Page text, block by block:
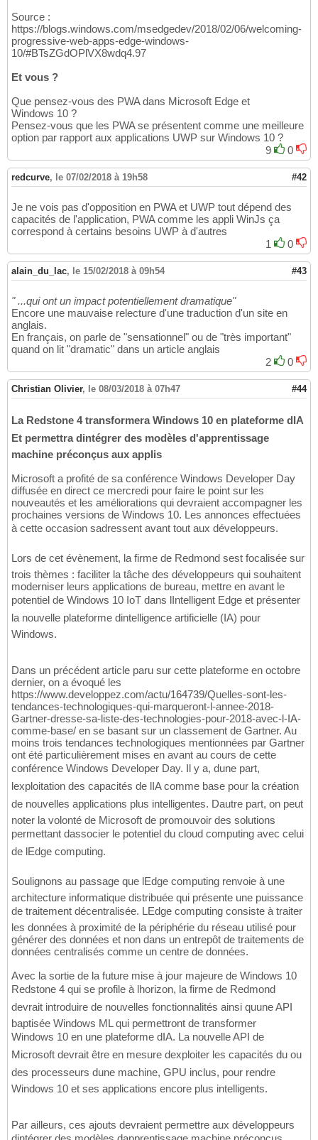
Source :
https://blogs.windows.com/msedgedev/2018/02/06/welcoming-
progressive-web-apps-edge-windows-
10/#BTsZGdOPlVX8wdq4.97
Et vous ?
Que pensez-vous des PWA dans Microsoft Edge et
Windows 10 ?
Pensez-vous que les PWA se présentent comme une meilleure
option par rapport aux applications UWP sur Windows 10 ?
9
0
redcurve, le 07/02/2018 à 19h58 #42
Je ne vois pas d'opposition en PWA et UWP tout dépend des
capacités de l'application, PWA comme les appli WinJs ça
correspond à certains besoins UWP à d'autres
1
0
alain_du_lac, le 15/02/2018 à 09h54 #43
" ...qui ont un impact potentiellement dramatique"
Encore une mauvaise relecture d'une traduction d'un site en
anglais.
En français, on parle de "sensationnel" ou de "très important"
quand on lit "dramatic" dans un article anglais
2
0
Christian Olivier, le 08/03/2018 à 07h47 #44
La Redstone 4 transformera Windows 10 en plateforme dIA
Et permettra dintégrer des modèles d'apprentissage
machine préconçus aux applis
Microsoft a profité de sa conférence Windows Developer Day
diffusée en direct ce mercredi pour faire le point sur les
nouveautés et les améliorations qui devraient accompagner les
prochaines versions de Windows 10. Les annonces effectuées
à cette occasion sadressent avant tout aux développeurs.
Lors de cet évènement, la firme de Redmond sest focalisée sur
trois thèmes : faciliter la tâche des développeurs qui souhaitent
moderniser leurs applications de bureau, mettre en avant le
potentiel de Windows 10 IoT dans lIntelligent Edge et présenter
la nouvelle plateforme dintelligence artificielle (IA) pour
Windows.
Dans un précédent article paru sur cette plateforme en octobre
dernier, on a évoqué les
https://www.developpez.com/actu/164739/Quelles-sont-les-
tendances-technologiques-qui-marqueront-l-annee-2018-
Gartner-dresse-sa-liste-des-technologies-pour-2018-avec-l-IA-
comme-base/ en se basant sur un classement de Gartner. Au
moins trois tendances technologiques mentionnées par Gartner
ont été particulièrement mises en avant au cours de cette
conférence Windows Developer Day. Il y a, dune part,
lexploitation des capacités de lIA comme base pour la création
de nouvelles applications plus intelligentes. Dautre part, on peut
noter la volonté de Microsoft de promouvoir des solutions
permettant dassocier le potentiel du cloud computing avec celui
de lEdge computing.
Soulignons au passage que lEdge computing renvoie à une
architecture informatique distribuée qui présente une puissance
de traitement décentralisée. LEdge computing consiste à traiter
les données à proximité de la périphérie du réseau utilisé pour
générer des données et non dans un entrepôt de traitements de
données centralisés comme un centre de données.
Avec la sortie de la future mise à jour majeure de Windows 10
Redstone 4 qui se profile à lhorizon, la firme de Redmond
devrait introduire de nouvelles fonctionnalités ainsi quune API
baptisée Windows ML qui permettront de transformer
Windows 10 en une plateforme dIA. La nouvelle API de
Microsoft devrait être en mesure dexploiter les capacités du ou
des processeurs dune machine, GPU inclus, pour rendre
Windows 10 et ses applications encore plus intelligents.
Par ailleurs, ces ajouts devraient permettre aux développeurs